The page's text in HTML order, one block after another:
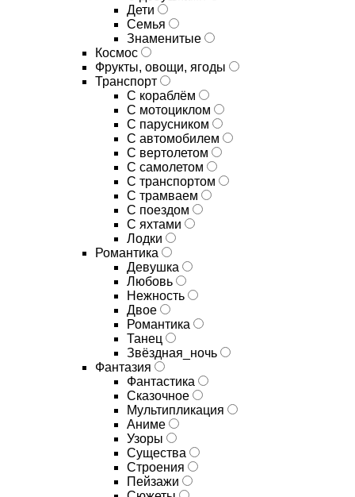
Дети
Семья
Знаменитые
Космос
Фрукты, овощи, ягоды
Транспорт
С кораблём
С мотоциклом
С парусником
С автомобилем
С вертолетом
С самолетом
С транспортом
С трамваем
С поездом
С яхтами
Лодки
Романтика
Девушка
Любовь
Нежность
Двое
Романтика
Танец
Звёздная_ночь
Фантазия
Фантастика
Сказочное
Мультипликация
Аниме
Узоры
Существа
Строения
Пейзажи